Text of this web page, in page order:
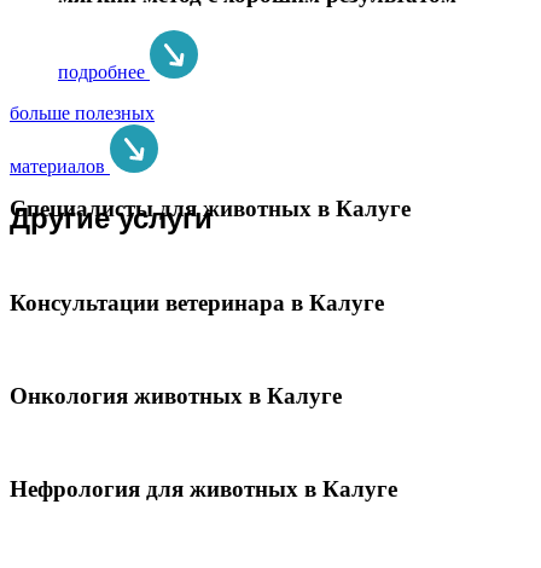
подробнее
больше полезных
материалов
Другие услуги
Специалисты для животных в Калуге
Консультации ветеринара в Калуге
Онкология животных в Калуге
Нефрология для животных в Калуге